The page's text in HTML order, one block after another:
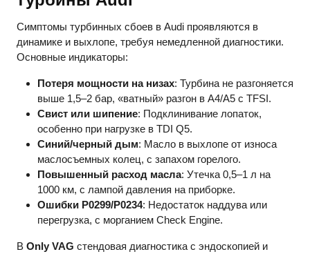
Симптомы турбинных сбоев в Audi проявляются в
динамике и выхлопе, требуя немедленной диагностики.
Основные индикаторы:
Потеря мощности на низах: Турбина не разгоняется
выше 1,5–2 бар, «ватный» разгон в A4/A5 с TFSI.
Свист или шипение: Подклинивание лопаток,
особенно при нагрузке в TDI Q5.
Синий/черный дым: Масло в выхлопе от износа
маслосъемных колец, с запахом горелого.
Повышенный расход масла: Утечка 0,5–1 л на
1000 км, с лампой давления на приборке.
Ошибки P0299/P0234: Недостаток наддува или
перегрузка, с морганием Check Engine.
В Only VAG стендовая диагностика с эндоскопией и